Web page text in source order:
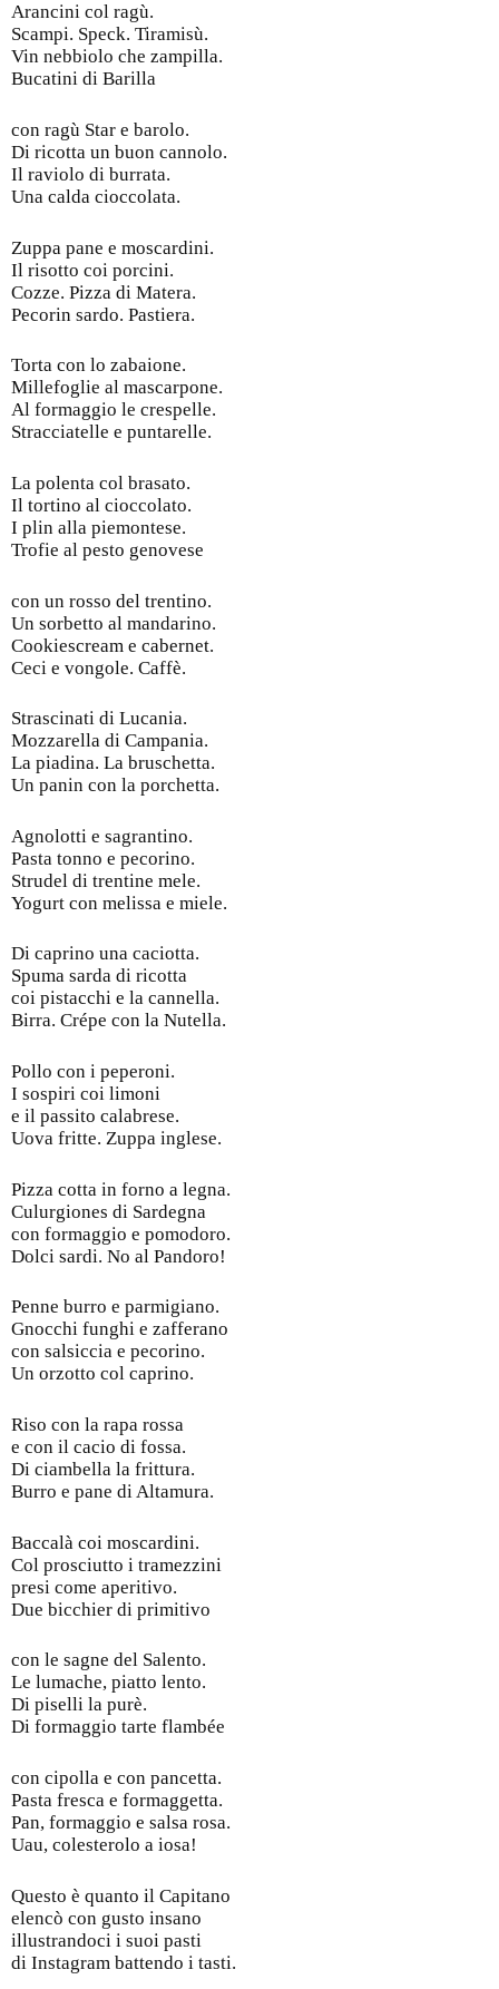
Arancini col ragù.
Scampi. Speck. Tiramisù.
Vin nebbiolo che zampilla.
Bucatini di Barilla
con ragù Star e barolo.
Di ricotta un buon cannolo.
Il raviolo di burrata.
Una calda cioccolata.
Zuppa pane e moscardini.
Il risotto coi porcini.
Cozze. Pizza di Matera.
Pecorin sardo. Pastiera.
Torta con lo zabaione.
Millefoglie al mascarpone.
Al formaggio le crespelle.
Stracciatelle e puntarelle.
La polenta col brasato.
Il tortino al cioccolato.
I plin alla piemontese.
Trofie al pesto genovese
con un rosso del trentino.
Un sorbetto al mandarino.
Cookiescream e cabernet.
Ceci e vongole. Caffè.
Strascinati di Lucania.
Mozzarella di Campania.
La piadina. La bruschetta.
Un panin con la porchetta.
Agnolotti e sagrantino.
Pasta tonno e pecorino.
Strudel di trentine mele.
Yogurt con melissa e miele.
Di caprino una caciotta.
Spuma sarda di ricotta
coi pistacchi e la cannella.
Birra. Crépe con la Nutella.
Pollo con i peperoni.
I sospiri coi limoni
e il passito calabrese.
Uova fritte. Zuppa inglese.
Pizza cotta in forno a legna.
Culurgiones di Sardegna
con formaggio e pomodoro.
Dolci sardi. No al Pandoro!
Penne burro e parmigiano.
Gnocchi funghi e zafferano
con salsiccia e pecorino.
Un orzotto col caprino.
Riso con la rapa rossa
e con il cacio di fossa.
Di ciambella la frittura.
Burro e pane di Altamura.
Baccalà coi moscardini.
Col prosciutto i tramezzini
presi come aperitivo.
Due bicchier di primitivo
con le sagne del Salento.
Le lumache, piatto lento.
Di piselli la purè.
Di formaggio tarte flambée
con cipolla e con pancetta.
Pasta fresca e formaggetta.
Pan, formaggio e salsa rosa.
Uau, colesterolo a iosa!
Questo è quanto il Capitano
elencò con gusto insano
illustrandoci i suoi pasti
di Instagram battendo i tasti.